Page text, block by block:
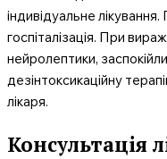
індивідуальне
госпіталізація. При
нейролептики,
дезінтоксикаційну
лікаря.
Консультація